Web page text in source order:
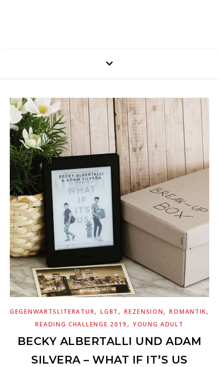
GEGENWARTSLITERATUR,LGBT ,REZENSION,ROMANTIK,
READING CHALLENGE 2019 , YOUNG ADULT
BECKY ALBERTALLI UND ADAM
SILVERA – WHAT IF IT’S US